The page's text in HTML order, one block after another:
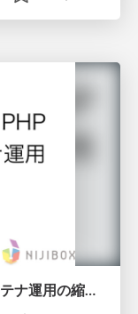
ひたすら楽して、PHPアプリをコンテナ運用の縮小版